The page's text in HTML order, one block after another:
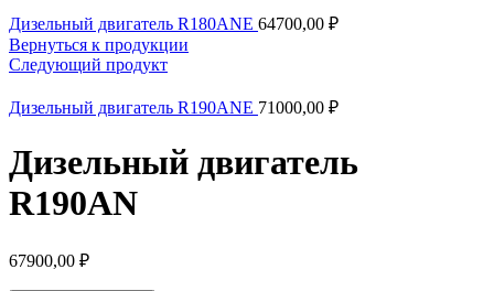
Дизельный двигатель R180ANE 64700,00 ₽
Вернуться к продукции
Следующий продукт
Дизельный двигатель R190ANE 71000,00 ₽
Дизельный двигатель
R190AN
67900,00 ₽